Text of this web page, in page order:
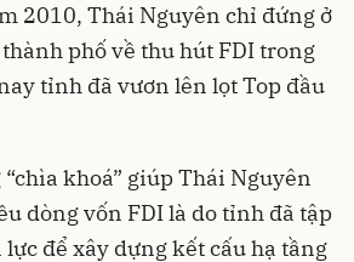
2010, Thái Nguyên chỉ đứng ở
phố về thu hút FDI trong
tỉnh đã vươn lên lọt Top đầu
khoá” giúp Thái Nguyên
dòng vốn FDI là do tỉnh đã tập
để xây dựng kết cấu hạ tầng